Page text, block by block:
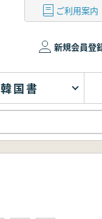
ご利用案内
新規会員登
韓国書